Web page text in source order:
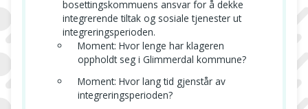
bosettingskommuens ansvar for å dekke
integrerende tiltak og sosiale tjenester ut
integreringsperioden.
Moment: Hvor lenge har klageren
oppholdt seg i Glimmerdal kommune?
Moment: Hvor lang tid gjenstår av
integreringsperioden?